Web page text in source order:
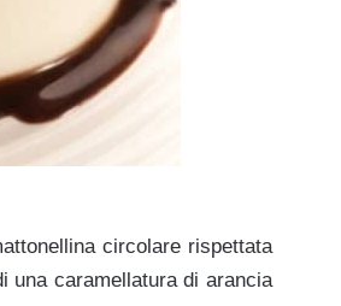
circolare rispettata
una caramellatura di arancia